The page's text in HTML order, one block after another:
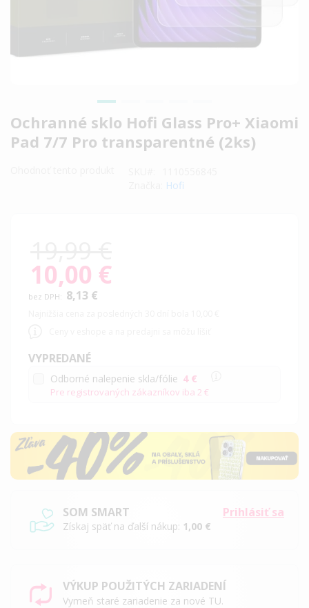
Ochranné sklo Hofi Glass Pro+ Xiaomi
Pad 7/7 Pro transparentné (2ks)
Hofi
Special
Price
10,00 €
8,13 €
VYPREDANÉ
Odborné nalepenie skla/fólie 4 €
Pre registrovaných zákazníkov iba 2 €
Prihlásiť sa
SOM SMART
Získaj späť na ďalší nákup: 1,00 €
VÝKUP POUŽITÝCH ZARIADENÍ
Vymeň staré zariadenie za nové TU.
Preskočiť
na
začiatok